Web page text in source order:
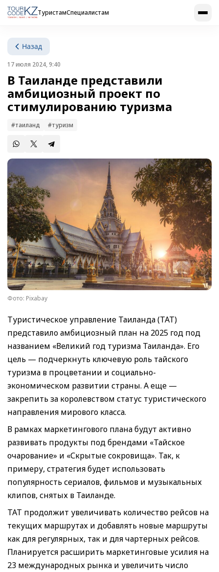
ТуристамСпециалистам
Назад
17 июля 2024, 9:40
В Таиланде представили
амбициозный проект по
стимулированию туризма
#таиланд #туризм
Фото: Pixabay
Туристическое управление Таиланда (ТАТ)
представило амбициозный план на 2025 год под
названием «Великий год туризма Таиланда». Его
цель — подчеркнуть ключевую роль тайского
туризма в процветании и социально-
экономическом развитии страны. А еще —
закрепить за королевством статус туристического
направления мирового класса.
В рамках маркетингового плана будут активно
развивать продукты под брендами «Тайское
очарование» и «Скрытые сокровища». Так, к
примеру, стратегия будет использовать
популярность сериалов, фильмов и музыкальных
клипов, снятых в Таиланде.
ТАТ продолжит увеличивать количество рейсов на
текущих маршрутах и добавлять новые маршруты
как для регулярных, так и для чартерных рейсов.
Планируется расширить маркетинговые усилия на
23 международных рынка и увеличить число